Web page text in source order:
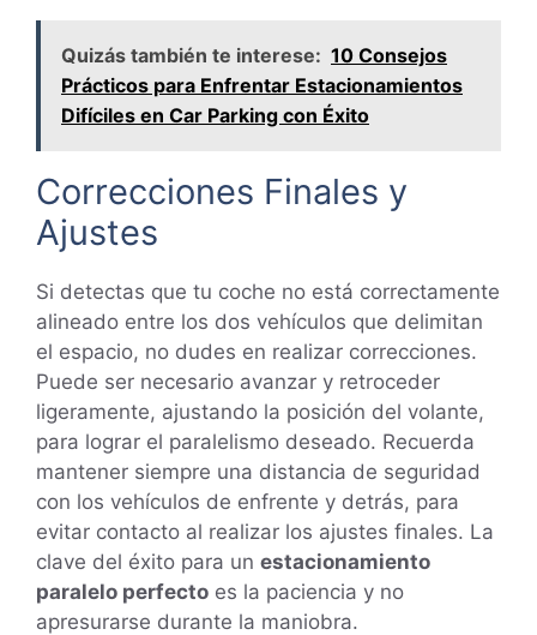
Quizás también te interese: 10 Consejos
Prácticos para Enfrentar Estacionamientos
Difíciles en Car Parking con Éxito
Correcciones Finales y
Ajustes
Si detectas que tu coche no está correctamente
alineado entre los dos vehículos que delimitan
el espacio, no dudes en realizar correcciones.
Puede ser necesario avanzar y retroceder
ligeramente, ajustando la posición del volante,
para lograr el paralelismo deseado. Recuerda
mantener siempre una distancia de seguridad
con los vehículos de enfrente y detrás, para
evitar contacto al realizar los ajustes finales. La
clave del éxito para un estacionamiento
paralelo perfecto es la paciencia y no
apresurarse durante la maniobra.